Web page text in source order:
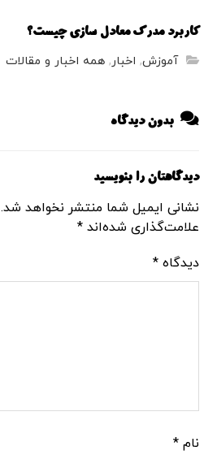
کاربرد مدرک معادل سازی چیست؟
آموزش, اخبار,همه اخبار و مقالات
بدون دیدگاه
دیدگاهتان را بنویسید
نشانی ایمیل شما منتشر نخواهد شد.
علامت‌گذاری شده‌اند*
دیدگاه*
نام*